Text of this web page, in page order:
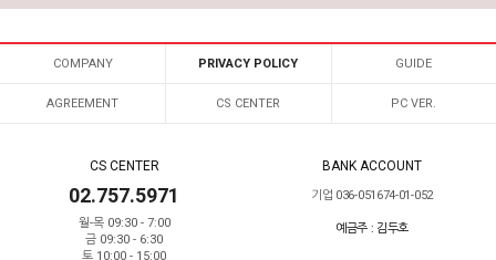
COMPANY PRIVACY POLICY GUIDE
AGREEMENT CS CENTER PC VER.
CS CENTER
02.757.5971
월-목 09:30 - 7:00
금 09:30 - 6:30
토 10:00 - 15:00
BANK ACCOUNT
기업 036-051674-01-052
예금주 : 김두호